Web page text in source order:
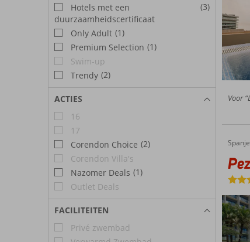
Hotels met een
duurzaamheidscertificaat
(3)
Only Adult (1)
Premium Selection (1)
Swim-up
Trendy (2)
ACTIES
16
17
Corendon Choice (2)
Corendon Villa's
Nazomer Deals (1)
Outlet Deals
FACILITEITEN
Privé zwembad
Voor
Home
Spanje
Pez Espada